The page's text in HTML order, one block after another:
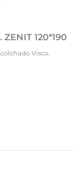
120*190
Visco.